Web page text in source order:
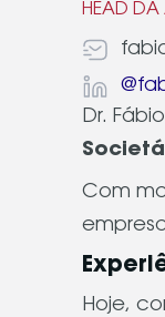
HEAD DA
Dr.
Com
Hoje,